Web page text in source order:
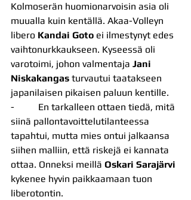
Kolmoserän huomionarvoisin asia oli
muualla kuin kentällä. Akaa-Volleyn
libero Kandai Goto ei ilmestynyt edes
vaihtonurkkaukseen. Kyseessä oli
varotoimi, johon valmentaja Jani
Niskakangas turvautui taatakseen
japanilaisen pikaisen paluun kentille.
-          En tarkalleen ottaen tiedä, mitä
siinä pallontavoittelutilanteessa
tapahtui, mutta mies ontui jalkaansa
siihen malliin, että riskejä ei kannata
ottaa. Onneksi meillä Oskari Sarajärvi
kykenee hyvin paikkaamaan tuon
liberotontin.